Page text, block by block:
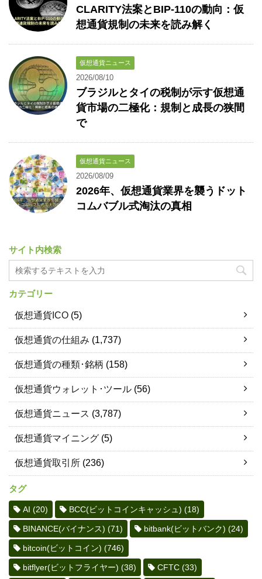
CLARITY法案とBIP-110の動向：仮
想通貨規制の未来を読み解く
仮想通貨ニュース
2026/08/10
ブラジルとタイの税制が示す仮想通
貨市場の二極化：規制と成長の狭間
で
仮想通貨ニュース
2026/08/09
2026年、仮想通貨業界を襲うドット
コムバブル式淘汰の真相
サイト内検索
カテゴリー
仮想通貨ICO (5)
仮想通貨の仕組み (1,737)
仮想通貨の種類･銘柄 (158)
仮想通貨ウォレット･ツール (56)
仮想通貨ニュース (3,787)
仮想通貨マイニング (5)
仮想通貨取引所 (236)
タグ
AI (20) BCC(ビットコインキャッシュ) (18)
BINANCE(バイナンス) (71) bitbank(ビットバンク) (24)
bitcoin(ビットコイン) (746)
bitflyer(ビットフライヤー) (38) CFTC (33)